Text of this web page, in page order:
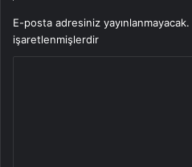
E-posta adresiniz yayınlanmayacak.
işaretlenmişlerdir